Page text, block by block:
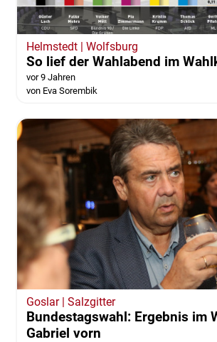
Helmstedt | Wolfsburg
So lief der Wahlabend im
vor 9 Jahren
von Eva Sorembik
Goslar | Salzgitter
Bundestagswahl: Ergebnis im
Gabriel vorn